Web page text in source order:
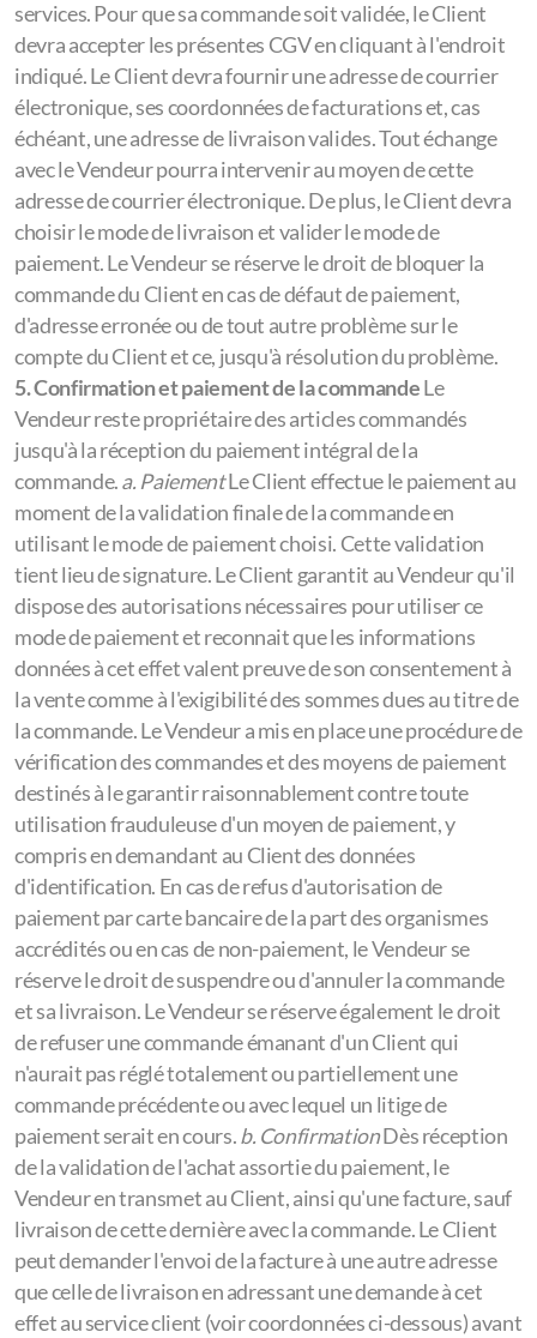
services. Pour que sa commande soit validée, le Client
devra accepter les présentes CGV en cliquant à l'endroit
indiqué. Le Client devra fournir une adresse de courrier
électronique, ses coordonnées de facturations et, cas
échéant, une adresse de livraison valides. Tout échange
avec le Vendeur pourra intervenir au moyen de cette
adresse de courrier électronique. De plus, le Client devra
choisir le mode de livraison et valider le mode de
paiement. Le Vendeur se réserve le droit de bloquer la
commande du Client en cas de défaut de paiement,
d'adresse erronée ou de tout autre problème sur le
compte du Client et ce, jusqu'à résolution du problème.
5. Confirmation et paiement de la commandeLe
Vendeur reste propriétaire des articles commandés
jusqu'à la réception du paiement intégral de la
commande.a. PaiementLe Client effectue le paiement au
moment de la validation finale de la commande en
utilisant le mode de paiement choisi. Cette validation
tient lieu de signature. Le Client garantit au Vendeur qu'il
dispose des autorisations nécessaires pour utiliser ce
mode de paiement et reconnait que les informations
données à cet effet valent preuve de son consentement à
la vente comme à l'exigibilité des sommes dues au titre de
la commande. Le Vendeur a mis en place une procédure de
vérification des commandes et des moyens de paiement
destinés à le garantir raisonnablement contre toute
utilisation frauduleuse d'un moyen de paiement, y
compris en demandant au Client des données
d'identification. En cas de refus d'autorisation de
paiement par carte bancaire de la part des organismes
accrédités ou en cas de non-paiement, le Vendeur se
réserve le droit de suspendre ou d'annuler la commande
et sa livraison. Le Vendeur se réserve également le droit
de refuser une commande émanant d'un Client qui
n'aurait pas réglé totalement ou partiellement une
commande précédente ou avec lequel un litige de
paiement serait en cours.b. ConfirmationDès réception
de la validation de l'achat assortie du paiement, le
Vendeur en transmet au Client, ainsi qu'une facture, sauf
livraison de cette dernière avec la commande. Le Client
peut demander l'envoi de la facture à une autre adresse
que celle de livraison en adressant une demande à cet
effet au service client (voir coordonnées ci-dessous) avant